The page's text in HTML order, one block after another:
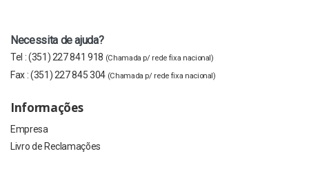
Necessita de ajuda?
Tel :(351) 227 841 918 (Chamada p/ rede fixa nacional)
Fax :(351) 227 845 304 (Chamada p/ rede fixa nacional)
Informações
Empresa
Livro de Reclamações